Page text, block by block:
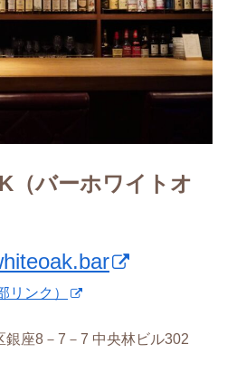
（バーホワイトオ
リンク）
座8－7－7 中央林ビル302